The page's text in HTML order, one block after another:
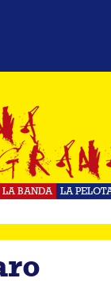
LA BANDA LA